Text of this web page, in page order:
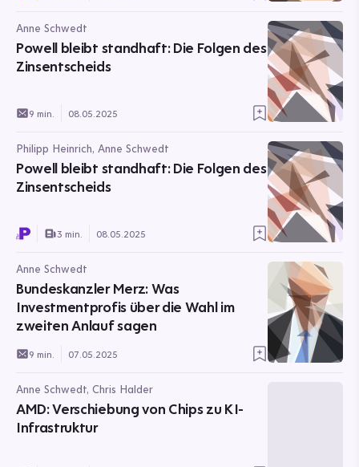
Anne Schwedt
Powell bleibt standhaft: Die Folgen des
Zinsentscheids
9 min. 08.05.2025
Philipp Heinrich, Anne Schwedt
Powell bleibt standhaft: Die Folgen des
Zinsentscheids
3 min. 08.05.2025
Anne Schwedt
Bundeskanzler Merz: Was
Investmentprofis über die Wahl im
zweiten Anlauf sagen
9 min. 07.05.2025
Anne Schwedt, Chris Halder
AMD: Verschiebung von Chips zu KI-
Infrastruktur